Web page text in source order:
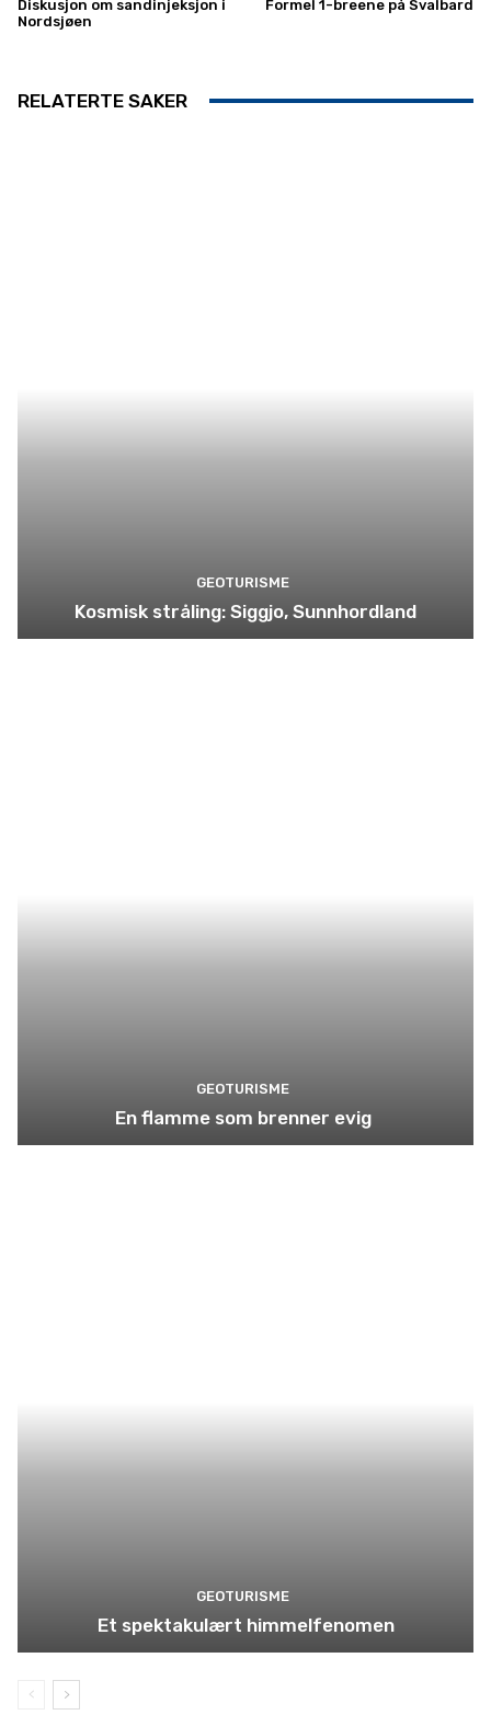
Diskusjon om sandinjeksjon i
Nordsjøen
Formel 1-breene på Svalbard
RELATERTE SAKER
GEOTURISME
Kosmisk stråling: Siggjo, Sunnhordland
GEOTURISME
En flamme som brenner evig
GEOTURISME
Et spektakulært himmelfenomen